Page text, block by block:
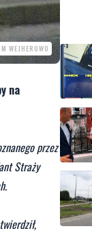
WEJHEROWO
na
przez
Straży
.